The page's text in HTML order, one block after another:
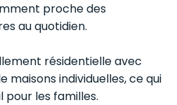
proche des
au quotidien.
résidentielle avec
individuelles, ce qui
pour les familles.